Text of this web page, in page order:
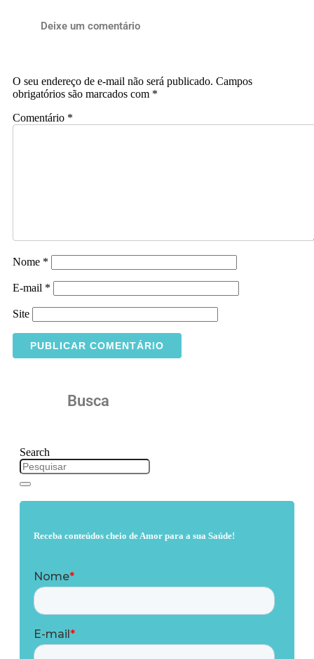
Deixe um comentário
O seu endereço de e-mail não será publicado. Campos
obrigatórios são marcados com *
Comentário *
Nome *
E-mail *
Site
Busca
Search
Receba conteúdos cheio de Amor para a sua Saúde!